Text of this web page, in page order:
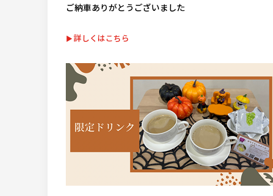
ご納車ありがとうございました
詳しくはこちら